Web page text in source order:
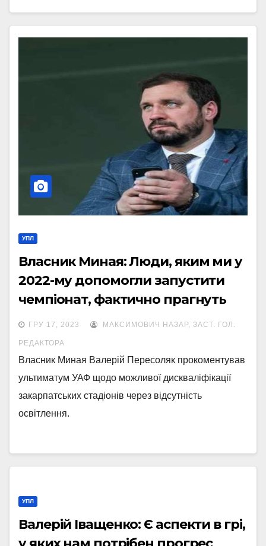
УПЛ
Власник Миная: Люди, яким ми у
2022-му допомогли запустити
чемпіонат, фактично прагнуть
виключити нас з УПЛ
ГРУ 17, 2023 МАКСИМОВИЧ НАЗАР, ЗАСТ. ГОЛ.
РЕДАКТОРА
Власник Миная Валерій Пересоляк прокоментував
ультиматум УАФ щодо можливої дискваліфікації
закарпатських стадіонів через відсутність
освітлення.
УПЛ
Валерій Іващенко: Є аспекти в грі,